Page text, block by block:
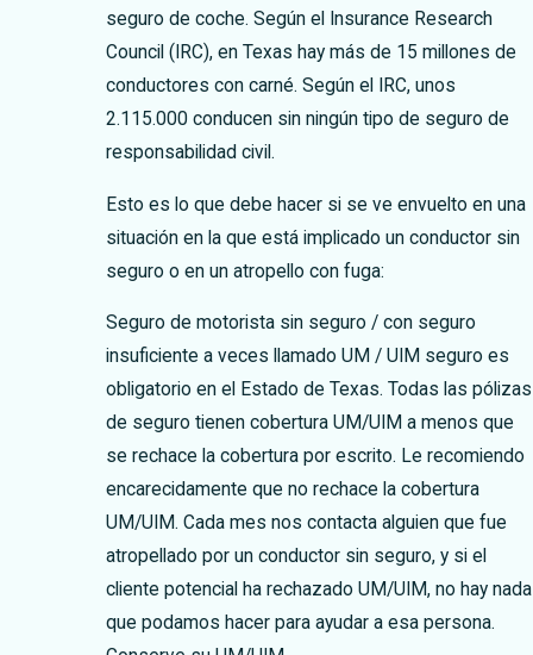
seguro de coche. Según el Insurance Research
Council (IRC), en Texas hay más de 15 millones de
conductores con carné. Según el IRC, unos
2.115.000 conducen sin ningún tipo de seguro de
responsabilidad civil.
Esto es lo que debe hacer si se ve envuelto en una
situación en la que está implicado un conductor sin
seguro o en un atropello con fuga:
Seguro de motorista sin seguro / con seguro
insuficiente a veces llamado UM / UIM seguro es
obligatorio en el Estado de Texas. Todas las pólizas
de seguro tienen cobertura UM/UIM a menos que
se rechace la cobertura por escrito. Le recomiendo
encarecidamente que no rechace la cobertura
UM/UIM. Cada mes nos contacta alguien que fue
atropellado por un conductor sin seguro, y si el
cliente potencial ha rechazado UM/UIM, no hay nada
que podamos hacer para ayudar a esa persona.